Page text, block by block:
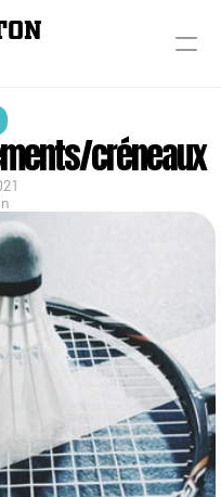
créneaux